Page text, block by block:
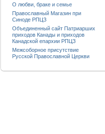
О любви, браке и семье
Православный Магазин при
Синоде РПЦЗ
Объединенный сайт Патриарших
приходов Канады и приходов
Канадской епархии РПЦЗ
Межсоборное присутствие
Русской Православной Церкви